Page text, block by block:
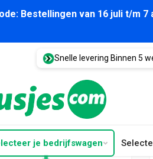
Bestellingen van 16 juli t/m
Snelle levering Binnen 5
je bedrijfswagen